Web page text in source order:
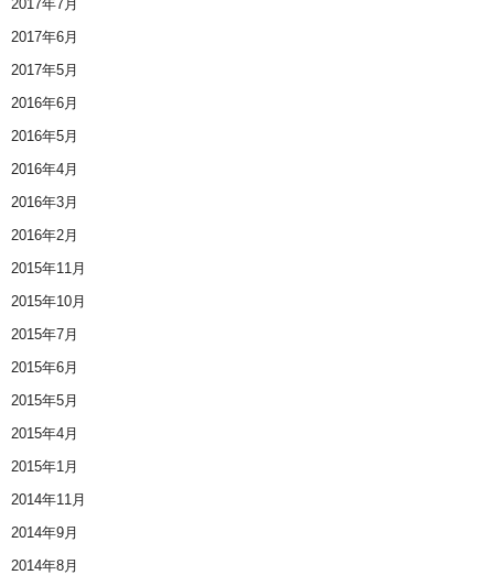
2017年7月
2017年6月
2017年5月
2016年6月
2016年5月
2016年4月
2016年3月
2016年2月
2015年11月
2015年10月
2015年7月
2015年6月
2015年5月
2015年4月
2015年1月
2014年11月
2014年9月
2014年8月